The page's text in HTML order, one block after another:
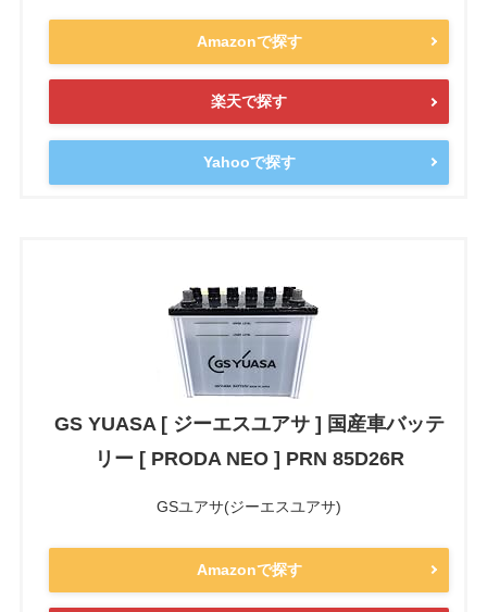
Amazonで探す
楽天で探す
Yahooで探す
GS YUASA [ ジーエスユアサ ] 国産車バッテ
リー [ PRODA NEO ] PRN 85D26R
GSユアサ(ジーエスユアサ)
Amazonで探す